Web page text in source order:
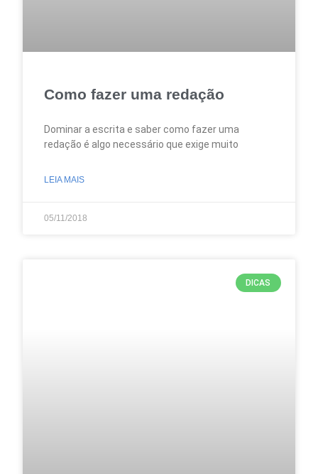
Como fazer uma redação
Dominar a escrita e saber como fazer uma
redação é algo necessário que exige muito
LEIA MAIS
05/11/2018
DICAS